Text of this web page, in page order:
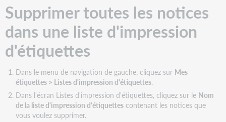
Supprimer toutes les notices
dans une liste d'impression
d'étiquettes
Dans le menu de navigation de gauche, cliquez sur Mes
étiquettes > Listes d'impression d'étiquettes.
Dans l'écran Listes d'impression d'étiquettes, cliquez sur le Nom
de la liste d'impression d'étiquettescontenant les notices que
vous voulez supprimer.